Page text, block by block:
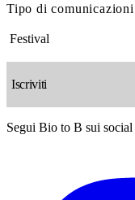
Tipo di comunicazioni
Segui Bio to B sui social